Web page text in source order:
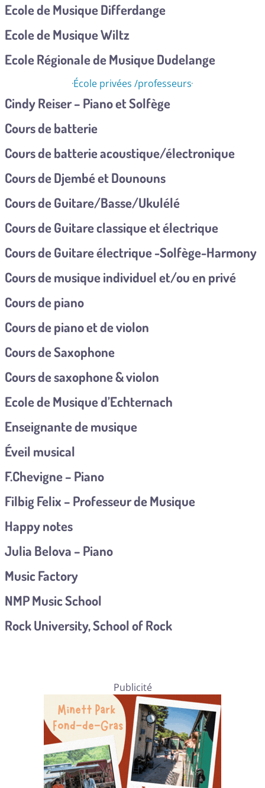
Ecole de Musique Differdange
Ecole de Musique Wiltz
Ecole Régionale de Musique Dudelange
École privées /professeurs
Cindy Reiser – Piano et Solfège
Cours de batterie
Cours de batterie acoustique/électronique
Cours de Djembé et Dounouns
Cours de Guitare/Basse/Ukulélé
Cours de Guitare classique et électrique
Cours de Guitare électrique -Solfège-Harmony
Cours de musique individuel et/ou en privé
Cours de piano
Cours de piano et de violon
Cours de Saxophone
Cours de saxophone & violon
Ecole de Musique d’Echternach
Enseignante de musique
Éveil musical
F.Chevigne – Piano
Filbig Felix – Professeur de Musique
Happy notes
Julia Belova – Piano
Music Factory
NMP Music School
Rock University, School of Rock
Publicité